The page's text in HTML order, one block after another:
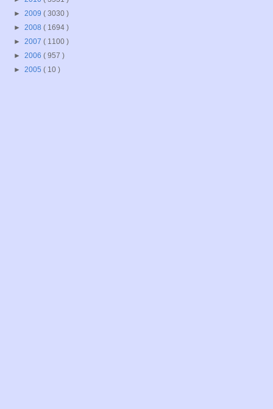
► 2009 ( 3030 )
► 2008 ( 1694 )
► 2007 ( 1100 )
► 2006 ( 957 )
► 2005 ( 10 )